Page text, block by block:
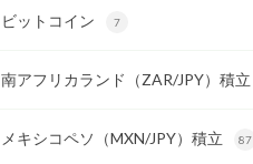
ビットコイン 7
南アフリカランド（ZAR/JPY）積立
メキシコペソ（MXN/JPY）積立 87